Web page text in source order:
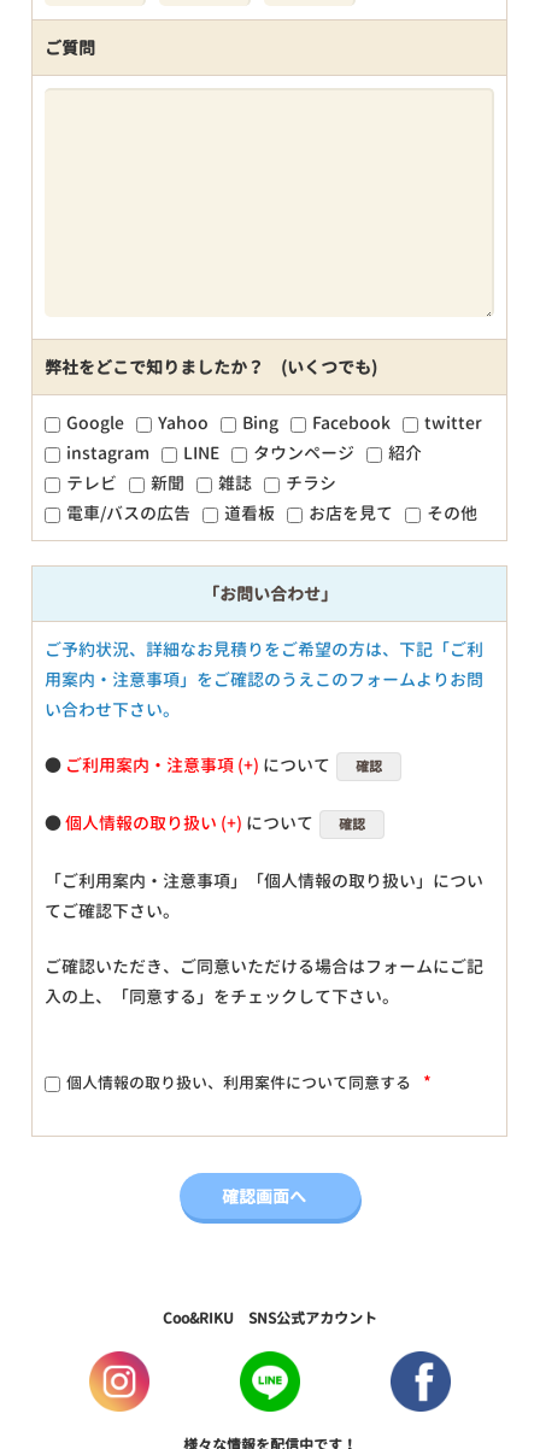
ご質問
弊社をどこで知りましたか？ (いくつでも)
Google Yahoo Bing Facebook
twitter
instagram
LINE タウンページ
紹介
テレビ
新聞 雑誌
チラシ
電車/バスの広告
道看板 お店を見て その他
「お問い合わせ」
ご予約状況、詳細なお見積りをご希望の方は、下記「ご利
用案内・注意事項」をご確認のうえこのフォームよりお問
い合わせ下さい。
● ご利用案内・注意事項 について 確認
●個人情報の取り扱い について 確認
「ご利用案内・注意事項」「個人情報の取り扱い」につい
てご確認下さい。
ご確認いただき、ご同意いただける場合はフォームにご記
入の上、「同意する」をチェックして下さい。
個人情報の取り扱い、利用案件について同意する *
Coo&RIKU SNS公式アカウント
様々な情報を配信中です！